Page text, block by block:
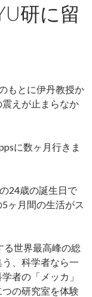
研に留
もとに伊丹教授か
えが止まらなか
に数ヶ月行きま
24歳の誕生日で
ヶ月間の生活がス
る世界最高峰の総
、科学者なら一
者の「メッカ」
の研究室を体験